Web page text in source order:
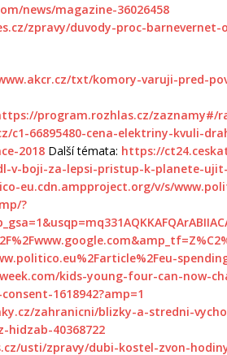
news/magazine-36026458
zpravy/duvody-proc-barnevernet-
txt/komory-varuji-pred-
program.rozhlas.cz/zaznamy#/
c1-66895480-cena-elektriny-kvuli-
2018 Další témata: https://
v-boji-za-lepsi-pristup-k-planete-
eu.cdn.ampproject.org/v/s/
?
kids-young-four-can-now-
1618942?amp=1
zahranicni/blizky-a-stredni-
40368722
usti/zpravy/dubi-kostel-zvon-